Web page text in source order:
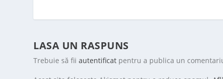
LASA UN RASPUNS
Trebuie să fiiautentificat pentru a publica un